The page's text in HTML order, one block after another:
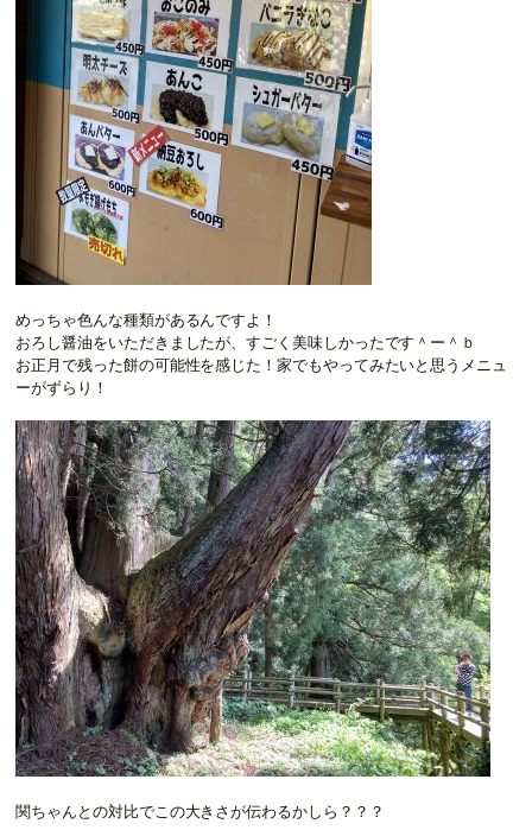
めっちゃ色んな種類があるんですよ！
おろし醤油をいただきましたが、すごく美味しかったです＾ー＾ｂ
お正月で残った餅の可能性を感じた！家でもやってみたいと思うメニュ
ーがずらり！
関ちゃんとの対比でこの大きさが伝わるかしら？？？